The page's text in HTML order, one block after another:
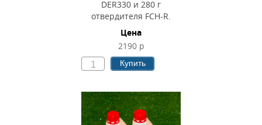
DER330 и 280 г
отвердителя FCH-R.
Цена
2190 р
Купить